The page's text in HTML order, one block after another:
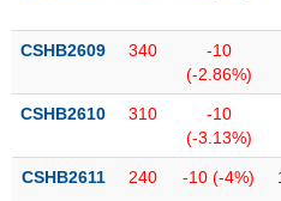
CSHB2609 340
-10
(-2.86%)
CSHB2610 310
-10
(-3.13%)
CSHB2611 240 -10 (-4%)
giả
(-)
phân
tích